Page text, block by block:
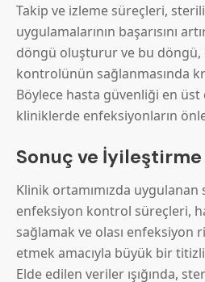
Takip ve izleme süreçleri,
uygulamalarının başarısını
döngü oluşturur ve bu döngü,
kontrolünün sağlanmasında
Böylece hasta güvenliği en üst
kliniklerde enfeksiyonların
Sonuç ve
Klinik ortamımızda
enfeksiyon kontrol süreçleri,
sağlamak ve olası enfeksiyon
etmek amacıyla büyük bir
Elde edilen veriler ışığında,